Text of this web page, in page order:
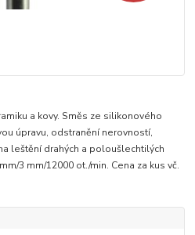
a kovy. Směs ze silikonového
úpravu, odstranění nerovností,
leštění drahých a poloušlechtilých
3 mm/12000 ot./min. Cena za kus vč.